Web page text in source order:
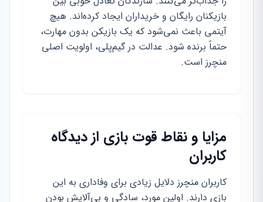
بازیکنان رایگان و خریداران ایجاد کرده‌اند. هیچ
آیتمی باعث نمی‌شود که یک بازیکن بدون مهارت،
حتماً برنده شود. عدالت در گیم‌پلی، اولویت اصلی
منچرز است.
مزایا و نقاط قوت بازی از دیدگاه
کاربران
کاربران منچرز دلایل زیادی برای وفاداری به این
بازی دارند. اولین مورد، سادگی و بی‌آلایش بودن